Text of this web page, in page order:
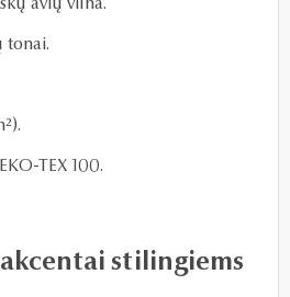
avių vilna.
tonai.
TEX 100.
stilingiems